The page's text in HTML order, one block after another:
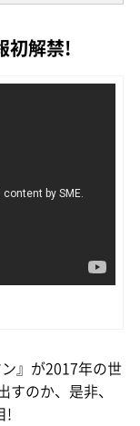
初解禁!
』が2017年の世
のか、是非、
!